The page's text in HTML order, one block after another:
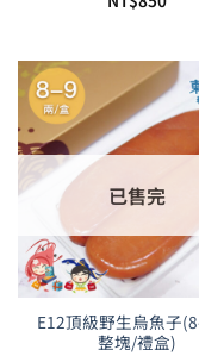
已售完
E12頂級野生烏魚子
整塊/禮盒)